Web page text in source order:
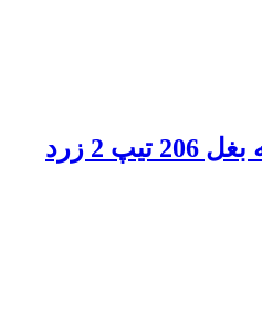
ست ۲ تیکه لچکی آینه بغل 206 تیپ 2 زرد